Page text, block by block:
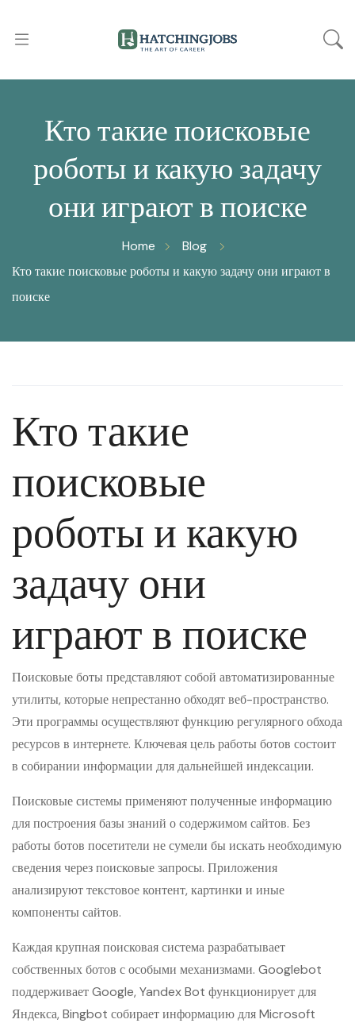
Кто такие поисковые
роботы и какую задачу
они играют в поиске
Home
Blog
Кто такие поисковые роботы и какую задачу они играют в
поиске
Кто такие
поисковые
роботы и какую
задачу они
играют в поиске
Поисковые боты представляют собой автоматизированные
утилиты, которые непрестанно обходят веб-пространство.
Эти программы осуществляют функцию регулярного обхода
ресурсов в интернете. Ключевая цель работы ботов состоит
в собирании информации для дальнейшей индексации.
Поисковые системы применяют полученные информацию
для построения базы знаний о содержимом сайтов. Без
работы ботов посетители не сумели бы искать необходимую
сведения через поисковые запросы. Приложения
анализируют текстовое контент, картинки и иные
компоненты сайтов.
Каждая крупная поисковая система разрабатывает
собственных ботов с особыми механизмами. Googlebot
поддерживает Google, Yandex Bot функционирует для
Яндекса, Bingbot собирает информацию для Microsoft